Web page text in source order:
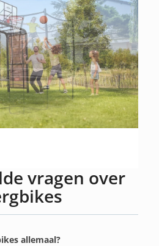
vragen over
allemaal?